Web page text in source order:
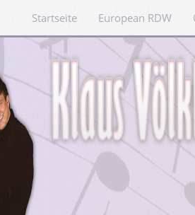
Startseite European RDW